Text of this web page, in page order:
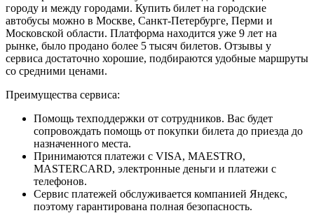
городу и между городами. Купить билет на городские
автобусы можно в Москве, Санкт-Петербурге, Перми и
Московской области. Платформа находится уже 9 лет на
рынке, было продано более 5 тысяч билетов. Отзывы у
сервиса достаточно хорошие, подбираются удобные маршруты
со средними ценами.
Преимущества сервиса:
Помощь техподдержки от сотрудников. Вас будет
сопровождать помощь от покупки билета до приезда до
назначенного места.
Принимаются платежи с VISA, MAESTRO,
MASTERCARD, электронные деньги и платежи с
телефонов.
Сервис платежей обслуживается компанией Яндекс,
поэтому гарантирована полная безопасность.